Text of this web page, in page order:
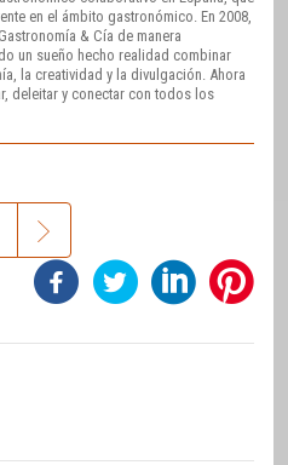
en el ámbito gastronómico. En 2008,
& Cía de manera
un sueño hecho realidad combinar
la creatividad y la divulgación. Ahora
deleitar y conectar con todos los